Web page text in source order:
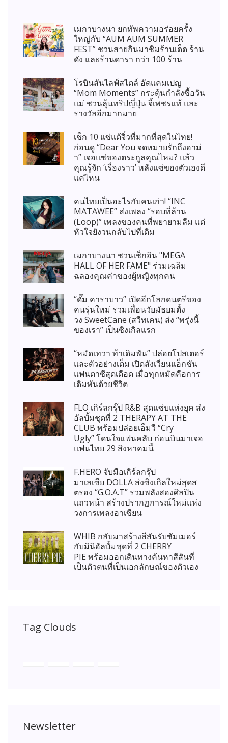
เมกาบางนา ยกทัพความอร่อยครั้ง
ใหญ่กับ “AUM AUM SUMMER
FEST” ชวนสายกินมาชิมร้านเด็ด ร้าน
ดัง และร้านดารา กว่า 100 ร้าน
โรบินสันไลฟ์สไตล์ อัดแคมเปญ
“Mom Moments” กระตุ้นกำลังซื้อวัน
แม่ ชวนลุ้นทริปญี่ปุ่น จี้เพชรแท้ และ
รางวัลอีกมากมาย
เช็ก 10 แซ่แต้จิ๋วที่มากที่สุดในไทย!
ก่อนดู “Dear You จดหมายรักถึงอาม่
า” เจอแซ่ของตระกูลคุณไหม? แล้ว
คุณรู้จัก ‘เรื่องราว’ หลังแซ่ของตัวเองดี
แค่ไหน
คนไทยเป็นอะไรกับคนเก่า! “INC
MATAWEE” ส่งเพลง “รอบที่ล้าน
(Loop)” เพลงของคนที่พยายามลืม แต่
หัวใจยังวนกลับไปที่เดิม
เมกาบางนา ชวนเช็กอิน "MEGA
HALL OF HER FAME" ร่วมเฉลิม
ฉลองคุณค่าของผู้หญิงทุกคน
“ดั๊ม คาราบาว” เปิดอีกโลกดนตรีของ
คนรุ่นใหม่ รวมเพื่อนวัยมัธยมตั้ง
วง SweetCane (สวีทเคน) ส่ง “พรุ่งนี้
ของเรา” เป็นซิงเกิลแรก
“หมัดเทวา ท้าเดิมพัน” ปล่อยโปสเตอร์
และตัวอย่างเต็ม เปิดสังเวียนแอ็กชัน
แฟนตาซีสุดเดือด เมื่อทุกหมัดคือการ
เดิมพันด้วยชีวิต
FLO เกิร์ลกรุ๊ป R&B สุดแซ่บแห่งยุค ส่ง
อัลบั้มชุดที่ 2 THERAPY AT THE
CLUB พร้อมปล่อยเอ็มวี “Cry
Ugly” โดนใจแฟนคลับ ก่อนบินมาเจอ
แฟนไทย 29 สิงหาคมนี้
F.HERO จับมือเกิร์ลกรุ๊ป
มาเลเซีย DOLLA ส่งซิงเกิลใหม่สุดส
ตรอง “G.O.A.T” รวมพลังสองศิลปิน
แถวหน้า สร้างปรากฏการณ์ใหม่แห่ง
วงการเพลงอาเซียน
WHIB กลับมาสร้างสีสันรับซัมเมอร์
กับมินิอัลบั้มชุดที่ 2 CHERRY
PIE พร้อมออกเดินทางค้นหาสีสันที่
เป็นตัวตนที่เป็นเอกลักษณ์ของตัวเอง
Tag Clouds
Newsletter